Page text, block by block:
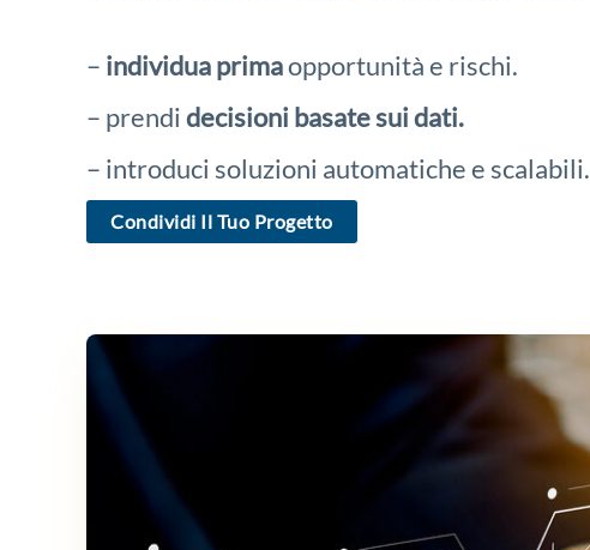
– individua primaopportunità e rischi.
– prendidecisioni basate sui dati.
– introduci soluzioni automatiche e scalabili.
Condividi Il Tuo Progetto